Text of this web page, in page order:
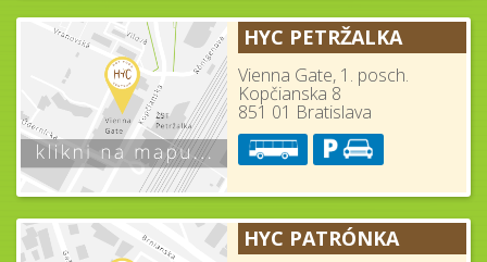
HYC PETRŽALKA
Vienna Gate, 1. posch.
Kopčianska 8
851 01 Bratislava
HYC PATRÓNKA